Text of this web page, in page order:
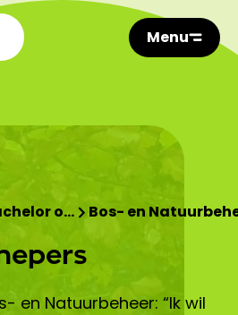
Menu
o… Bos- en
en Natuurbeheer: “Ik wil